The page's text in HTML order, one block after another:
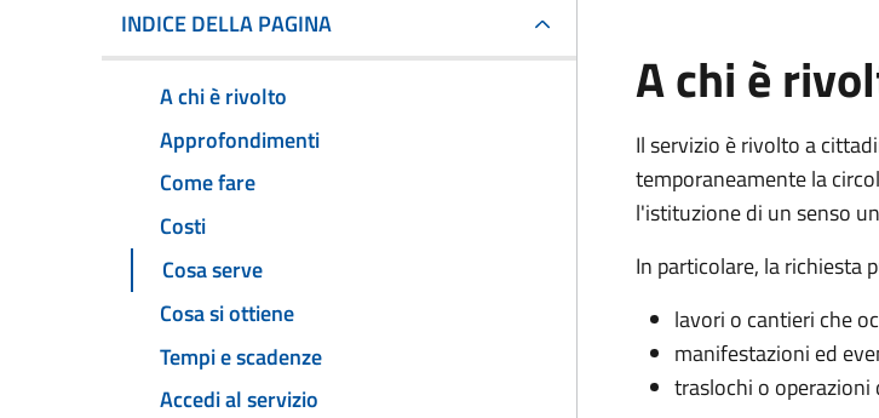
INDICE DELLA PAGINA
A chi è rivolto
Approfondimenti
Come fare
Costi
Cosa serve
Cosa si ottiene
Tempi e scadenze
Accedi al servizio
A chi è
Il servizio è rivolto a
temporaneamente la
l'istituzione di un senso
In particolare, la richiesta
lavori o cantieri che
manifestazioni ed
traslochi o operazioni